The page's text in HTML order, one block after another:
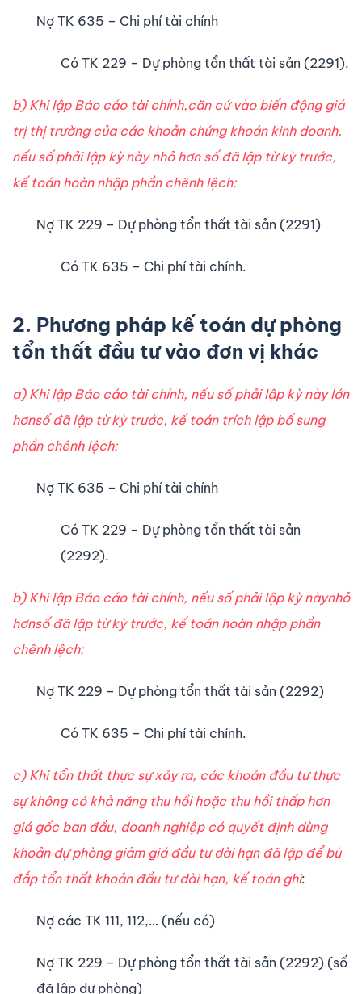
Nợ TK 635 – Chi phí tài chính
Có TK 229 – Dự phòng tổn thất tài sản (2291).
b) Khi lập Báo cáo tài chính,căn cứ vào biến động giá
trị thị trường của các khoản chứng khoán kinh doanh,
nếu số phải lập kỳ này nhỏ hơn số đã lập từ kỳ trước,
kế toán hoàn nhập phần chênh lệch:
Nợ TK 229 – Dự phòng tổn thất tài sản (2291)
Có TK 635 – Chi phí tài chính.
2. Phương pháp kế toán dự phòng
tổn thất đầu tư vào đơn vị khác
a) Khi lập Báo cáo tài chính, nếu số phải lập kỳ này lớn
hơnsố đã lập từ kỳ trước, kế toán trích lập bổ sung
phần chênh lệch:
Nợ TK 635 – Chi phí tài chính
Có TK 229 – Dự phòng tổn thất tài sản
(2292).
b) Khi lập Báo cáo tài chính, nếu số phải lập kỳ nàynhỏ
hơnsố đã lập từ kỳ trước, kế toán hoàn nhập phần
chênh lệch:
Nợ TK 229 – Dự phòng tổn thất tài sản (2292)
Có TK 635 – Chi phí tài chính.
c) Khi tổn thất thực sự xảy ra, các khoản đầu tư thực
sự không có khả năng thu hồi hoặc thu hồi thấp hơn
giá gốc ban đầu, doanh nghiệp có quyết định dùng
khoản dự phòng giảm giá đầu tư dài hạn đã lập để bù
đắp tổn thất khoản đầu tư dài hạn, kế toán ghi:
Nợ các TK 111, 112,… (nếu có)
Nợ TK 229 – Dự phòng tổn thất tài sản (2292) (số
đã lập dự phòng)